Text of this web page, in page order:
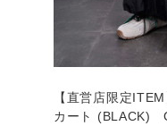
【直営店限定
カート (BLACK)